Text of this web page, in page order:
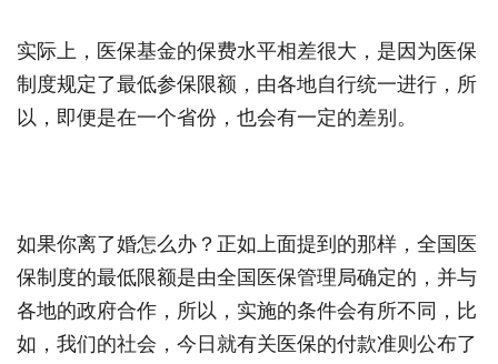
实际上，医保基金的保费水平相差很大，是因为医保
制度规定了最低参保限额，由各地自行统一进行，所
以，即便是在一个省份，也会有一定的差别。
如果你离了婚怎么办？正如上面提到的那样，全国医
保制度的最低限额是由全国医保管理局确定的，并与
各地的政府合作，所以，实施的条件会有所不同，比
如，我们的社会，今日就有关医保的付款准则公布了